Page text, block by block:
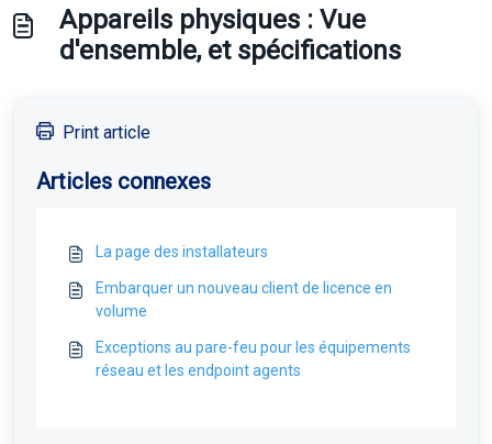
Appareils physiques : Vue
d'ensemble, et spécifications
Print article
Articles connexes
La page des installateurs
Embarquer un nouveau client de licence en
volume
Exceptions au pare-feu pour les équipements
réseau et les endpoint agents